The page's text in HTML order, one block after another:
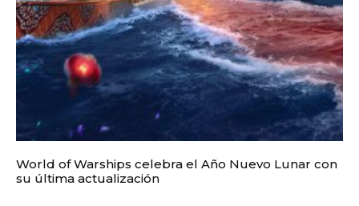
World of Warships celebra el Año Nuevo Lunar con
su última actualización